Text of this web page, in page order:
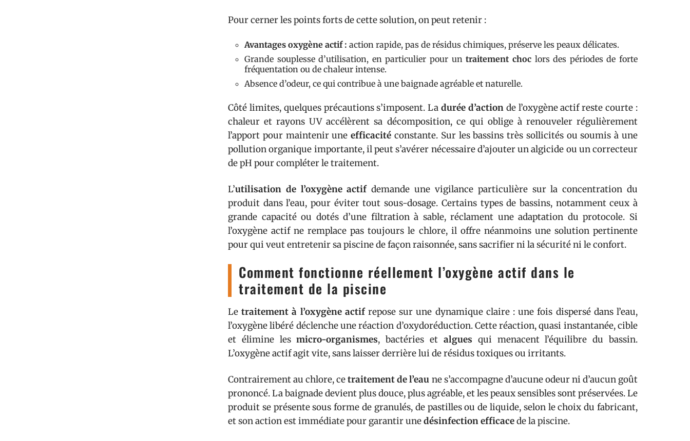
Pour cerner les points forts de cette solution, on peut retenir :
Avantages oxygène actif : action rapide, pas de résidus chimiques, préserve les peaux délicates.
Grande souplesse d’utilisation, en particulier pour untraitement choclors des périodes de forte
fréquentation ou de chaleur intense.
Absence d’odeur, ce qui contribue à une baignade agréable et naturelle.
Côté limites, quelques précautions s’imposent. Ladurée d’actionde l’oxygène actif reste courte :
chaleur et rayons UV accélèrent sa décomposition, ce qui oblige à renouveler régulièrement
l’apport pour maintenir uneefficacité constante. Sur les bassins très sollicités ou soumis à une
pollution organique importante, il peut s’avérer nécessaire d’ajouter un algicide ou un correcteur
de pH pour compléter le traitement.
L’utilisation de l’oxygène actifdemande une vigilance particulière sur la concentration du
produit dans l’eau, pour éviter tout sous-dosage. Certains types de bassins, notamment ceux à
grande capacité ou dotés d’une filtration à sable, réclament une adaptation du protocole. Si
l’oxygène actif ne remplace pas toujours le chlore, il offre néanmoins une solution pertinente
pour qui veut entretenir sa piscine de façon raisonnée, sans sacrifier ni la sécurité ni le confort.
Comment fonctionne réellement l’oxygène actif dans le
traitement de la piscine
Letraitement à l’oxygène actifrepose sur une dynamique claire : une fois dispersé dans l’eau,
l’oxygène libéré déclenche une réaction d’oxydoréduction. Cette réaction, quasi instantanée, cible
et élimine lesmicro-organismes, bactéries et algues qui menacent l’équilibre du bassin.
L’oxygène actif agit vite, sans laisser derrière lui de résidus toxiques ou irritants.
Contrairement au chlore, cetraitement de l’eau ne s’accompagne d’aucune odeur ni d’aucun goût
prononcé. La baignade devient plus douce, plus agréable, et les peaux sensibles sont préservées. Le
produit se présente sous forme de granulés, de pastilles ou de liquide, selon le choix du fabricant,
et son action est immédiate pour garantir unedésinfection efficacede la piscine.